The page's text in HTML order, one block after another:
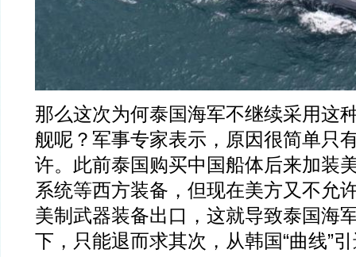
那么这次为何泰国海军不继续采用这
舰呢？军事专家表示，原因很简单只
许。此前泰国购买中国船体后来加装
系统等西方装备，但现在美方又不允
美制武器装备出口，这就导致泰国海
下，只能退而求其次，从韩国“曲线”